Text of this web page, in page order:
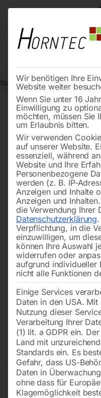
Start Werkstatttechnik
Wir benötigen Ihre
Website weiter
Wenn Sie unter 16
Einwilligung zu
möchten, müssen Sie
um Erlaubnis bitten.
Wir verwenden
auf unserer Website.
essenziell, während
Website und Ihre
Personenbezogene
werden (z. B. IP-
Anzeigen und Inhalte
Anzeigen und Inhalten.
die Verwendung Ihrer
Datenschutzerklärung.
Verpflichtung, in die
einzuwilligen, um
können Ihre Auswahl
widerrufen oder
aufgrund individueller
nicht alle Funktionen
Einige Services
Daten in den USA.
Nutzung dieser
Verarbeitung Ihrer
(1) lit. a GDPR ein.
Land mit
Standards ein. Es
Gefahr, dass US-
Daten in
ohne dass für
Klagemöglichkeit